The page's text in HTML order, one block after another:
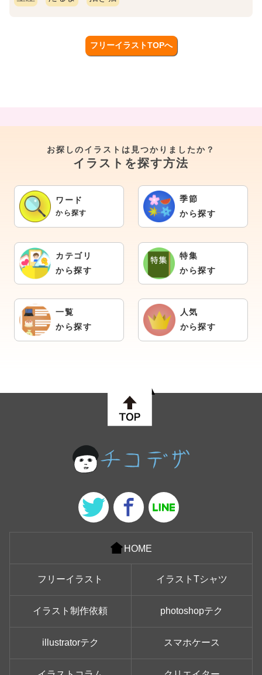
フリーイラストTOPへ
お探しのイラストは見つかりましたか？
イラストを探す方法
ワード
から探す
季節
から探す
カテゴリ
から探す
特集
から探す
一覧
から探す
人気
から探す
HOME
フリーイラスト イラストTシャツ
イラスト制作依頼 photoshopテク
illustratorテク スマホケース